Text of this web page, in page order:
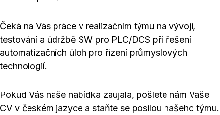
Čeká na Vás práce v realizačním týmu na vývoji,
testování a údržbě SW pro PLC/DCS při řešení
automatizačních úloh pro řízení průmyslových
technologií.
Pokud Vás naše nabídka zaujala, pošlete nám Vaše
CV v českém jazyce a staňte se posilou našeho týmu.